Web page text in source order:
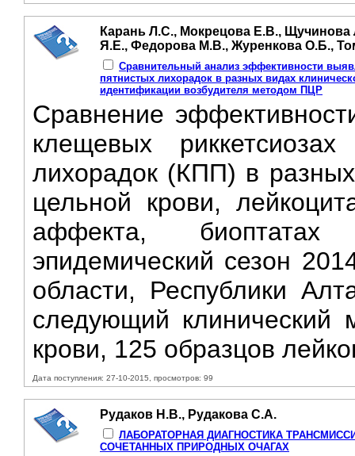
Карань Л.С., Мокрецова Е.В., Щучинова
Я.Е., Федорова М.В., Журенкова О.Б.,
Сравнительный анализ эффективности
пятнистых лихорадок в разных видах
идентификации возбудителя методом ПЦР
Сравнение
клещевых
лихорадок (КПП) в
цельной крови,
аффекта,
эпидемический сезон
области, Республики
следующий клинический
крови, 125 образцов
Дата поступления: 27-10-2015, просмотров: 99
Рудаков Н.В., Рудакова С.А.
ЛАБОРАТОРНАЯ ДИАГНОСТИКА
СОЧЕТАННЫХ ПРИРОДНЫХ ОЧАГАХ